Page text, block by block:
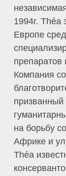
1994г.
Европе
препаратов
Компания
призванный
на борьбу
Африке и
Théa